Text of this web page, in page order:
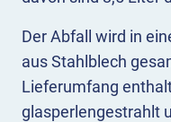
Der Abfall wird in
aus Stahlblech
Lieferumfang
glasperlengestrahlt